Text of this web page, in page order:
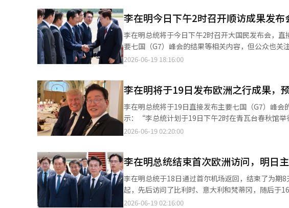
式小菜。※ 本报道经人工智能（AI）系统翻译与编
拍到交谈的场景。梅洛尼总理在会议结束后对本国
相指责”。然而，特朗普总统在峰会后接受采访的言论改变了这一气氛。 意大利
的采访内容。根据La7的报道，特朗普总统表示：
谈，我本不需要这样做，但我觉得她很可怜，所以答应了拍照。” 梅洛尼总理次日通过社
朗普总统的言论是“完全捏造”，并表示：“我无
称：“美国打败了伊朗军队，现在梅洛尼想再次与
应：“我的支持率与你无关，建议你专注于自己的事务。” 随着两国领导人之间的公开冲突，意大
对。意大利外长安东尼奥·塔亚尼表示：“特朗普
此，他取消了原定于22日至23日与美国国务卿马
开侮辱”，纷纷支持梅洛尼总理。 此次冲突与G7峰会本应加强西方团结的预期相悖。在美国与伊朗战争以及俄罗斯
本报道经人工智能（AI）系统翻译与编辑。
李在明今日下午2时召开顺访成果发
李在明总统将于今日下午2时召开大国民发布会，
要七国（G7）峰会的结果等相关内容，但公众也
等国内亟待解决的问题发表看法。 李总统将在青瓦
行了系列会谈，讨论了经济、贸易和安全合作的扩
题，包括改善钢铁关税和超折旧制度，以改善国内
特朗普就朝鲜半岛和平及核问题进行了意见交流。
然灾害对策等国内事务。※ 本报道经人工智能（AI
2026-06-19 18:16:00
李在明将于19日发布欧洲之行成果，
李在明总统将于19日直接发布主要七国（G7）峰
示：“李总统计划于19日下午2时在青瓦台春秋馆
明此次出访的成果。预计他将重点强调教皇对朝鲜
过了谴责俄罗斯对乌克兰侵略及朝鲜核开发的联合
伙伴”关系。 在梵蒂冈，李总统会见了教皇方济各
团结、供应链合作以及应对人工智能时代的构想。
并多次与美国总统特朗普会面，讨论中东局势和朝
2026-06-19 02:20:00
李在明总统结束首次欧洲访问，明日
李在明总统于18日通过首尔机场返回，结束了为期
起，先后访问了比利时、意大利和梵蒂冈，随后于
后踏上归国之路。 在机场，金敏锡总理、民主党正
2026-06-19 02:16:00